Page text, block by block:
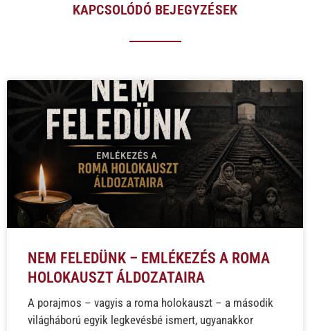
KAPCSOLÓDÓ BEJEGYZÉSEK
NEM FELEDÜNK – EMLÉKEZÉS A ROMA
HOLOKAUSZT ÁLDOZATAIRA
A porajmos – vagyis a roma holokauszt – a második
világháború egyik legkevésbé ismert, ugyanakkor